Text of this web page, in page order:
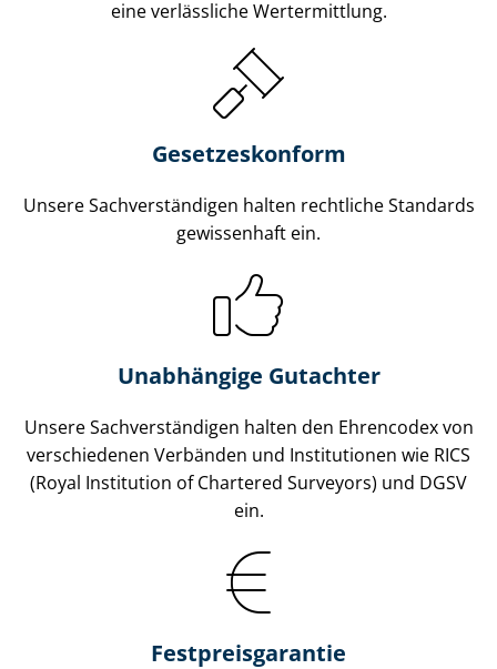
eine verlässliche Wertermittlung.
Gesetzes­konform
Unsere Sach­ver­stän­di­gen halten rechtliche Standards
gewissenhaft ein.
Unabhängige Gutachter
Unsere Sach­ver­stän­di­gen halten den Ehrencodex von
verschiedenen Verbänden und Institutionen wie RICS
(Royal Institution of Chartered Surveyors) und DGSV
ein.
Festpreis​garantie